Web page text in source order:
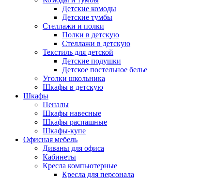
Детские комоды
Детские тумбы
Стеллажи и полки
Полки в детскую
Стеллажи в детскую
Текстиль для детской
Детские подушки
Детское постельное белье
Уголки школьника
Шкафы в детскую
Шкафы
Пеналы
Шкафы навесные
Шкафы распашные
Шкафы-купе
Офисная мебель
Диваны для офиса
Кабинеты
Кресла компьютерные
Кресла для персонала